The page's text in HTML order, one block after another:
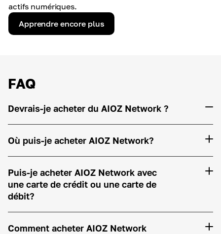
actifs numériques.
Apprendre encore plus
FAQ
Devrais-je acheter du AIOZ Network ?
Où puis-je acheter AIOZ Network?
Puis-je acheter AIOZ Network avec
une carte de crédit ou une carte de
débit?
Comment acheter AIOZ Network